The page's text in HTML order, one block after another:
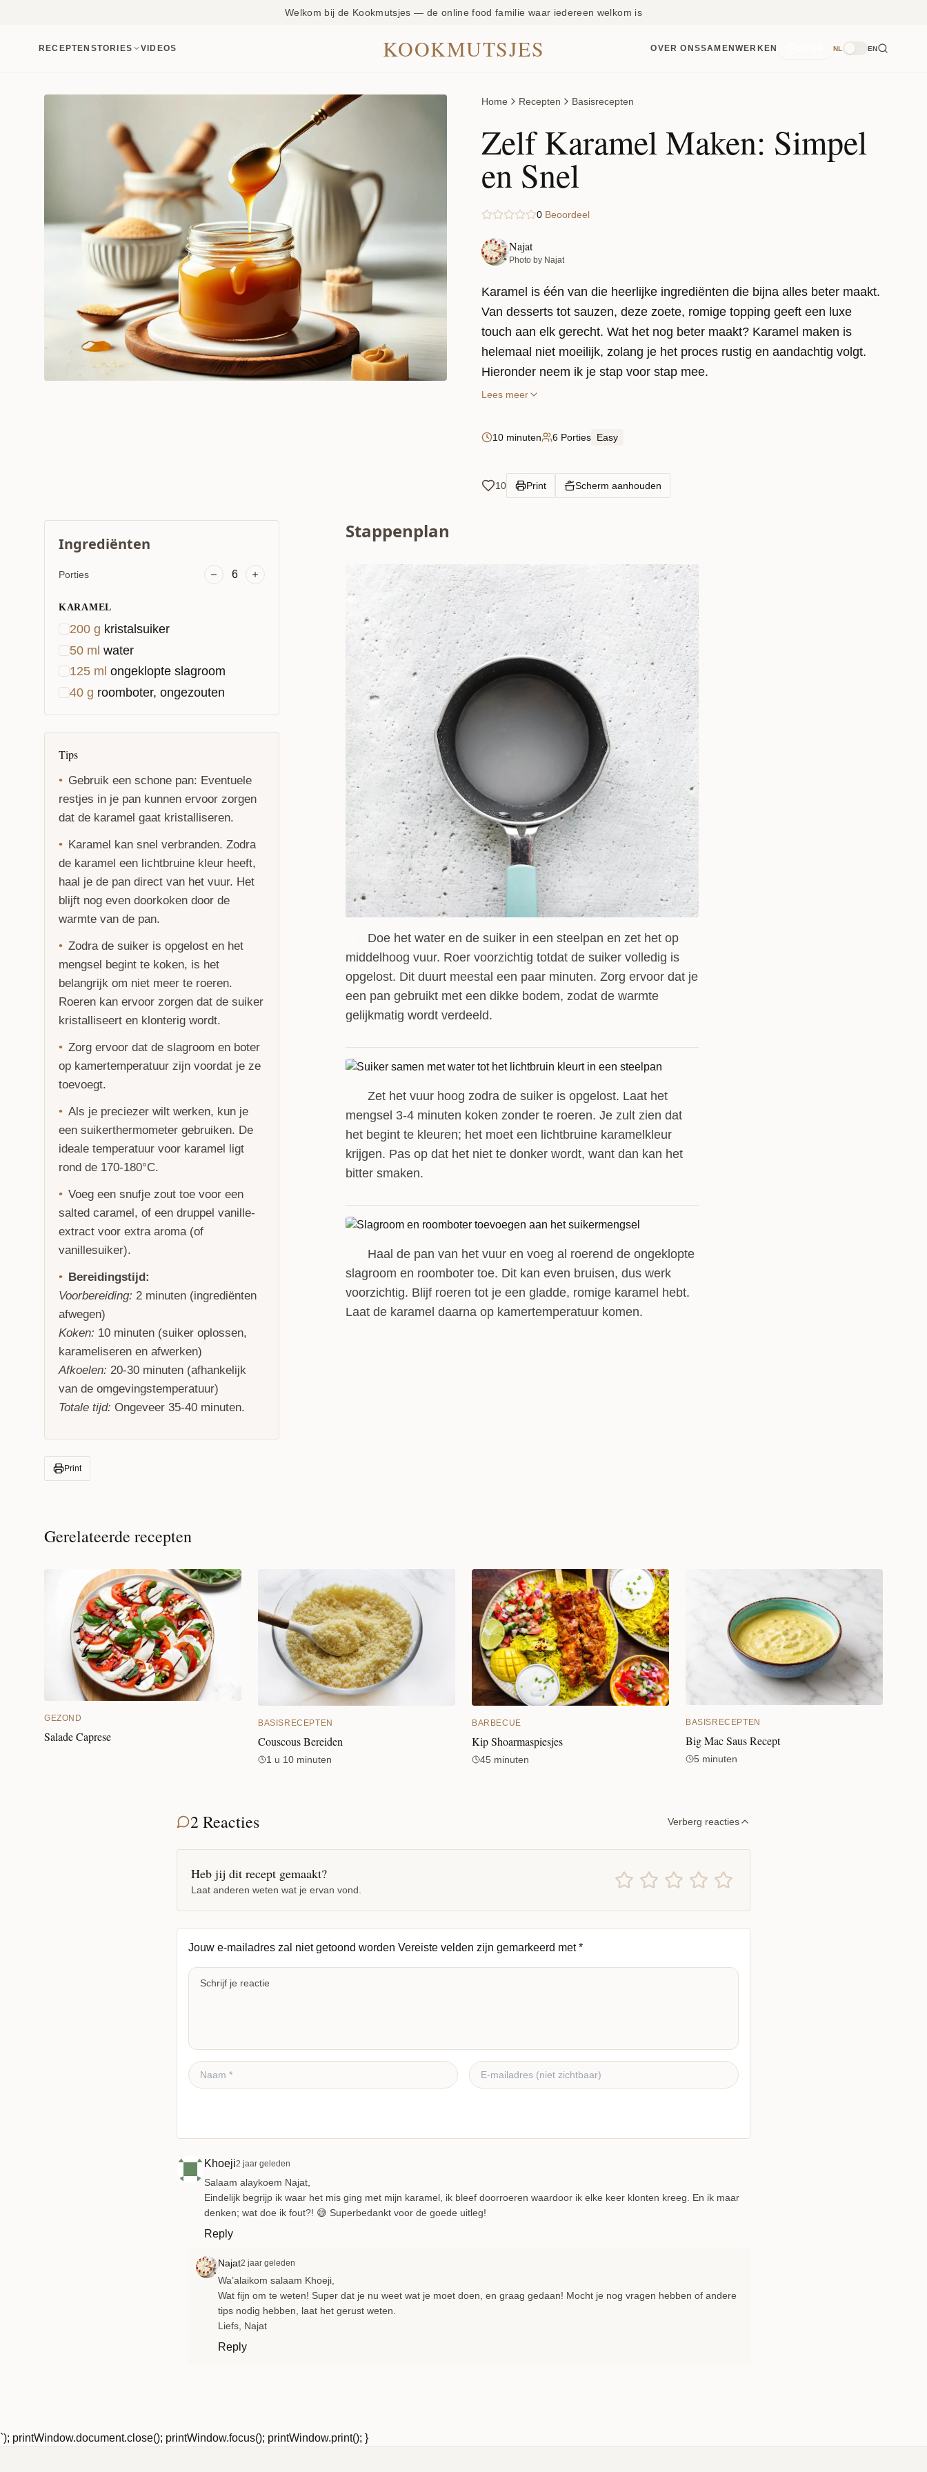
Welkom bij de Kookmutsjes — de online food familie waar iedereen welkom is
RECEPTEN STORIES VIDEOS KOOKMUTSJES OVER ONSSAMENWERKEN NL EN
Home Recepten Basisrecepten
Zelf Karamel Maken: Simpel
en Snel
0 Beoordeel
Najat
Photo by Najat
Karamel is één van die heerlijke ingrediënten die bijna alles beter maakt.
Van desserts tot sauzen, deze zoete, romige topping geeft een luxe
touch aan elk gerecht. Wat het nog beter maakt? Karamel maken is
helemaal niet moeilijk, zolang je het proces rustig en aandachtig volgt.
Hieronder neem ik je stap voor stap mee.
Lees meer
10 minuten 6 Porties Easy
10 Print Scherm aanhouden
Ingrediënten
Porties 6
KARAMEL
200 g kristalsuiker
50 ml water
125 ml ongeklopte slagroom
40 g roomboter, ongezouten
Tips
Gebruik een schone pan: Eventuele
restjes in je pan kunnen ervoor zorgen
dat de karamel gaat kristalliseren.
Karamel kan snel verbranden. Zodra
de karamel een lichtbruine kleur heeft,
haal je de pan direct van het vuur. Het
blijft nog even doorkoken door de
warmte van de pan.
Zodra de suiker is opgelost en het
mengsel begint te koken, is het
belangrijk om niet meer te roeren.
Roeren kan ervoor zorgen dat de suiker
kristalliseert en klonterig wordt.
Zorg ervoor dat de slagroom en boter
op kamertemperatuur zijn voordat je ze
toevoegt.
Als je preciezer wilt werken, kun je
een suikerthermometer gebruiken. De
ideale temperatuur voor karamel ligt
rond de 170-180°C.
Voeg een snufje zout toe voor een
salted caramel, of een druppel vanille-
extract voor extra aroma (of
vanillesuiker).
Bereidingstijd:
Voorbereiding: 2 minuten (ingrediënten
afwegen)
Koken: 10 minuten (suiker oplossen,
karameliseren en afwerken)
Afkoelen: 20-30 minuten (afhankelijk
van de omgevingstemperatuur)
Totale tijd: Ongeveer 35-40 minuten.
Print
Stappenplan
Doe het water en de suiker in een steelpan en zet het op
middelhoog vuur. Roer voorzichtig totdat de suiker volledig is
opgelost. Dit duurt meestal een paar minuten. Zorg ervoor dat je
een pan gebruikt met een dikke bodem, zodat de warmte
gelijkmatig wordt verdeeld.
Zet het vuur hoog zodra de suiker is opgelost. Laat het
mengsel 3-4 minuten koken zonder te roeren. Je zult zien dat
het begint te kleuren; het moet een lichtbruine karamelkleur
krijgen. Pas op dat het niet te donker wordt, want dan kan het
bitter smaken.
Haal de pan van het vuur en voeg al roerend de ongeklopte
slagroom en roomboter toe. Dit kan even bruisen, dus werk
voorzichtig. Blijf roeren tot je een gladde, romige karamel hebt.
Laat de karamel daarna op kamertemperatuur komen.
Gerelateerde recepten
GEZOND
Salade Caprese
BASISRECEPTEN
Couscous Bereiden
1 u 10 minuten
BARBECUE
Kip Shoarmaspiesjes
45 minuten
BASISRECEPTEN
Big Mac Saus Recept
5 minuten
2 Reacties Verberg reacties
Heb jij dit recept gemaakt?
Laat anderen weten wat je ervan vond.
Jouw e-mailadres zal niet getoond worden Vereiste velden zijn gemarkeerd met*
Khoeji2 jaar geleden
Salaam alaykoem Najat,
Eindelijk begrijp ik waar het mis ging met mijn karamel, ik bleef doorroeren waardoor ik elke keer klonten kreeg. En ik maar
denken; wat doe ik fout?! 😅 Superbedankt voor de goede uitleg!
Reply
Najat2 jaar geleden
Wa’alaikom salaam Khoeji,
Wat fijn om te weten! Super dat je nu weet wat je moet doen, en graag gedaan! Mocht je nog vragen hebben of andere
tips nodig hebben, laat het gerust weten.
Liefs, Najat
Reply
`); printWindow.document.close(); printWindow.focus(); printWindow.print(); }